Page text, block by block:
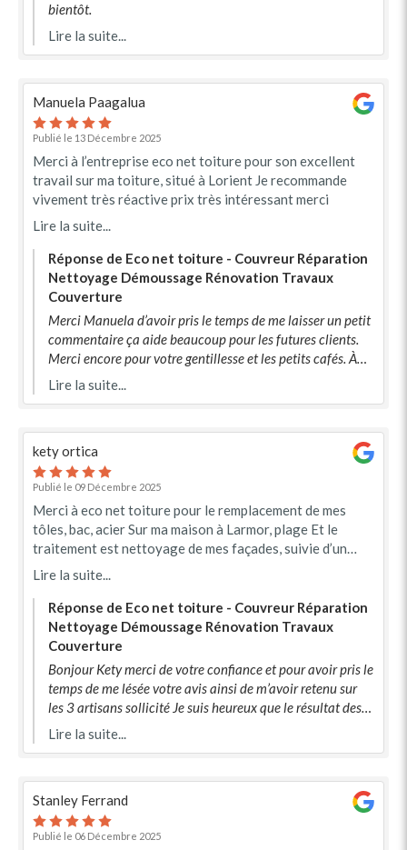
bientôt.
Lire la suite...
Manuela Paagalua
Publié le 13 Décembre 2025
Merci à l’entreprise eco net toiture pour son excellent
travail sur ma toiture, situé à Lorient Je recommande
vivement très réactive prix très intéressant merci
Lire la suite...
Réponse de Eco net toiture - Couvreur Réparation
Nettoyage Démoussage Rénovation Travaux
Couverture
Merci Manuela d’avoir pris le temps de me laisser un petit
commentaire ça aide beaucoup pour les futures clients.
Merci encore pour votre gentillesse et les petits cafés. À
bientôt.
Lire la suite...
kety ortica
Publié le 09 Décembre 2025
Merci à eco net toiture pour le remplacement de mes
tôles, bac, acier Sur ma maison à Larmor, plage Et le
traitement est nettoyage de mes façades, suivie d’un
hydrofuge incolore. Super résultat, prix compétitif.
Lire la suite...
Réponse de Eco net toiture - Couvreur Réparation
Nettoyage Démoussage Rénovation Travaux
Couverture
Bonjour Kety merci de votre confiance et pour avoir pris le
temps de me lésée votre avis ainsi de m’avoir retenu sur
les 3 artisans sollicité Je suis heureux que le résultat des
travaux vous ai plu. L’équipe Eco net toiture vous souhaite
Lire la suite...
Stanley Ferrand
Publié le 06 Décembre 2025